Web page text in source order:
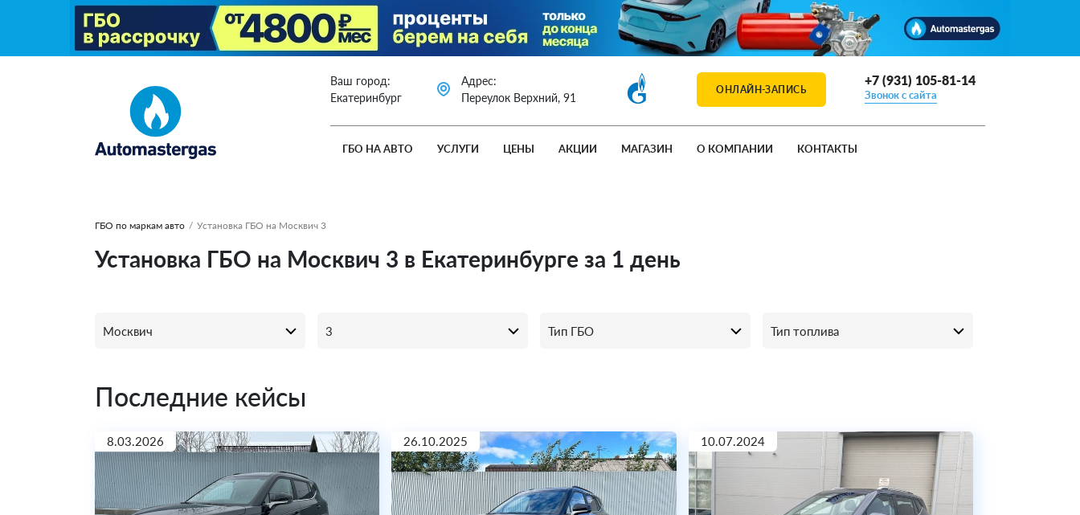
Ваш город:
Екатеринбург
Адрес:
Переулок Верхний, 91
ОНЛАЙН-ЗАПИСЬ
+7 (931) 105-81-14
Звонок с сайта
ГБО НА АВТО УСЛУГИ ЦЕНЫ АКЦИИ МАГАЗИН О КОМПАНИИ КОНТАКТЫ
ГБО по маркам авто / Установка ГБО на Москвич 3
Установка ГБО на Москвич 3 в Екатеринбурге за 1 день
Последние кейсы
8.03.2026 26.10.2025 10.07.2024